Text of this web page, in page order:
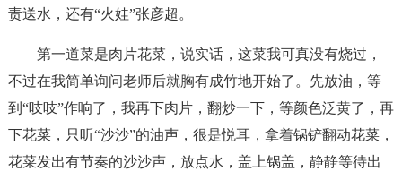
责送水，还有“火娃”张彦超。
第一道菜是肉片花菜，说实话，这菜我可真没有烧过，
不过在我简单询问老师后就胸有成竹地开始了。先放油，等
到“吱吱”作响了，我再下肉片，翻炒一下，等颜色泛黄了，再
下花菜，只听“沙沙”的油声，很是悦耳，拿着锅铲翻动花菜，
花菜发出有节奏的沙沙声，放点水，盖上锅盖，静静等待出